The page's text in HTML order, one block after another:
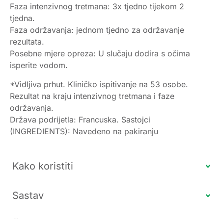
Faza intenzivnog tretmana: 3x tjedno tijekom 2
tjedna.
Faza održavanja: jednom tjedno za održavanje
rezultata.
Posebne mjere opreza: U slučaju dodira s očima
isperite vodom.
*Vidljiva prhut. Kliničko ispitivanje na 53 osobe.
Rezultat na kraju intenzivnog tretmana i faze
održavanja.
Država podrijetla: Francuska. Sastojci
(INGREDIENTS): Navedeno na pakiranju
Kako koristiti
Sastav